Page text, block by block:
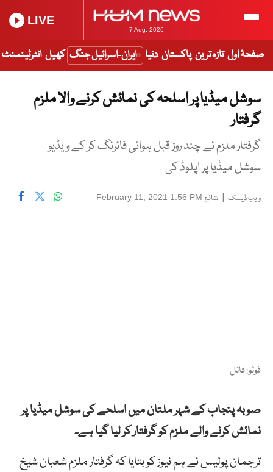
7 Aug, 2026
LIVE
صفحۂ اول تازہ ترین پاکستان دنیا ایران-اسرائیل جنگ کھیل انٹرٹینمنٹ
سوشل میڈیا پر اسلحہ کی نمائش کرنے والا ملزم
گرفتار
گرفتار ملزم نے چند روز قبل ہوائی فائرنگ کر کے ویڈیو
سوشل میڈیا پر اپلوڈ کی
ویب ڈیسک | شائع February 11, 2021 1:56 PM
فوٹو: فائل
صوبہ پنجاب کے شہر ملتان میں اسلحے کی سوشل میڈیا پر
نمائش کرنے والے ملزم کو گرفتار کر لیا گیا ہے۔
ترجمان پولیس نے ہم نیوز کو بتایا کہ گرفتار ملزم شعبان شیخ